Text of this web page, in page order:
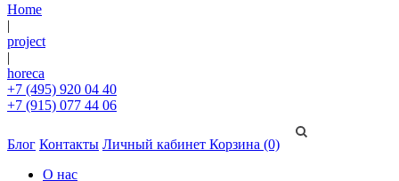
Home
|
project
|
horeca
+7 (495) 920 04 40
+7 (915) 077 44 06
Блог Контакты Личный кабинет Корзина (0)
О нас